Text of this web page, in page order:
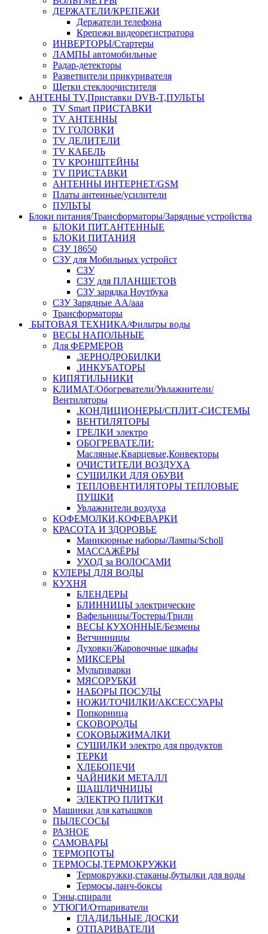
ДЕРЖАТЕЛИ/КРЕПЕЖИ
Держатели телефона
Крепежи видеорегистратора
ИНВЕРТОРЫ/Стартеры
ЛАМПЫ автомобильные
Радар-детекторы
Разветвители прикуривателя
Щетки стеклоочистителя
АНТЕНЫ ТV,Приставки DVB-T,ПУЛЬТЫ
TV Smart ПРИСТАВКИ
TV АНТЕННЫ
TV ГОЛОВКИ
TV ДЕЛИТЕЛИ
TV КАБЕЛЬ
TV КРОНШТЕЙНЫ
TV ПРИСТАВКИ
АНТЕННЫ ИНТЕРНЕТ/GSM
Платы антенные/усилители
ПУЛЬТЫ
Блоки питания/Трансформаторы/Зарядные устройства
БЛОКИ ПИТ.АНТЕННЫЕ
БЛОКИ ПИТАНИЯ
СЗУ 18650
СЗУ для Мобильных устройст
СЗУ
СЗУ для ПЛАНШЕТОВ
СЗУ зарядка Ноутбука
СЗУ Зарядные АА/ааа
Трансформаторы
БЫТОВАЯ ТЕХНИКА/Фильтры воды
ВЕСЫ НАПОЛЬНЫЕ
Для ФЕРМЕРОВ
.ЗЕРНОДРОБИЛКИ
.ИНКУБАТОРЫ
КИПЯТИЛЬНИКИ
КЛИМАТ/Обогреватели/Увлажнители/
Вентиляторы
.КОНДИЦИОНЕРЫ/СПЛИТ-СИСТЕМЫ
ВЕНТИЛЯТОРЫ
ГРЕЛКИ электро
ОБОГРЕВАТЕЛИ:
Масляные,Кварцевые,Конвекторы
ОЧИСТИТЕЛИ ВОЗДУХА
СУШИЛКИ ДЛЯ ОБУВИ
ТЕПЛОВЕНТИЛЯТОРЫ ТЕПЛОВЫЕ
ПУШКИ
Увлажнители воздуха
КОФЕМОЛКИ,КОФЕВАРКИ
КРАСОТА И ЗДОРОВЬЕ
Маникюрные наборы/Лампы/Scholl
МАССАЖЁРЫ
УХОД за ВОЛОСАМИ
КУЛЕРЫ ДЛЯ ВОДЫ
КУХНЯ
БЛЕНДЕРЫ
БЛИННИЦЫ электрические
Вафельницы/Тостеры/Грили
ВЕСЫ КУХОННЫЕ/Безмены
Ветчинницы
Духовки/Жаровочные шкафы
МИКСЕРЫ
Мультиварки
МЯСОРУБКИ
НАБОРЫ ПОСУДЫ
НОЖИ/ТОЧИЛКИ/АКСЕССУАРЫ
Попкорница
СКОВОРОДЫ
СОКОВЫЖИМАЛКИ
СУШИЛКИ электро для продуктов
ТЕРКИ
ХЛЕБОПЕЧИ
ЧАЙНИКИ МЕТАЛЛ
ШАШЛИЧНИЦЫ
ЭЛЕКТРО ПЛИТКИ
Машинки для катышков
ПЫЛЕСОСЫ
РАЗНОЕ
САМОВАРЫ
ТЕРМОПОТЫ
ТЕРМОСЫ,ТЕРМОКРУЖКИ
Термокружки,стаканы,бутылки для воды
Термосы,ланч-боксы
Тэны,спирали
УТЮГИ/Отпариватели
ГЛАДИЛЬНЫЕ ДОСКИ
ОТПАРИВАТЕЛИ